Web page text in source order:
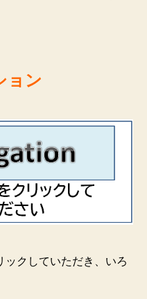
ョン
ックしていただき、いろ